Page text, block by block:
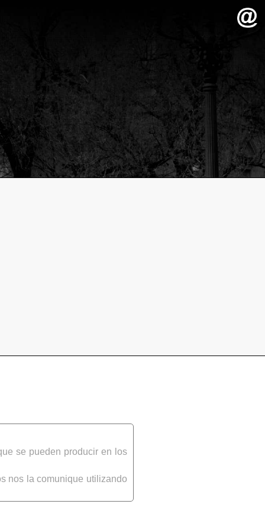
se pueden producir en los
nos la comunique utilizando